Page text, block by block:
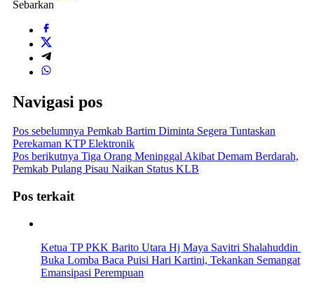
Sebarkan
Navigasi pos
Pos sebelumnya Pemkab Bartim Diminta Segera Tuntaskan
Perekaman KTP Elektronik
Pos berikutnya Tiga Orang Meninggal Akibat Demam Berdarah,
Pemkab Pulang Pisau Naikan Status KLB
Pos terkait
Ketua TP PKK Barito Utara Hj Maya Savitri Shalahuddin
Buka Lomba Baca Puisi Hari Kartini, Tekankan Semangat
Emansipasi Perempuan